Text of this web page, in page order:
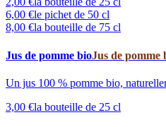
6,00 €le pichet de 50 cl
8,00 €la bouteille de 75 cl
Jus de pomme bioJus de pomme
Un jus 100 % pomme bio,
3,00 €la bouteille de 25 cl